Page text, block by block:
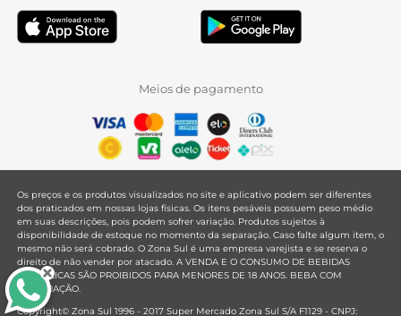
Meios de pagamento
Os preços e os produtos visualizados no site e aplicativo podem ser diferentes
dos praticados em nossas lojas físicas. Os itens pesáveis possuem peso médio
em suas descrições, pois podem sofrer variação. Produtos sujeitos à
disponibilidade de estoque no momento da separação. Caso falte algum item, o
mesmo não será cobrado. O Zona Sul é uma empresa varejista e se reserva o
direito de não vender por atacado. A VENDA E O CONSUMO DE BEBIDAS
ALCOÓLICAS SÃO PROIBIDOS PARA MENORES DE 18 ANOS. BEBA COM
MODERAÇÃO.
Copyright© Zona Sul 1996 - 2017 Super Mercado Zona Sul S/A F1129 - CNPJ: